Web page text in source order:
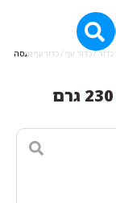
/כדור עף/ כדורעף מנסה